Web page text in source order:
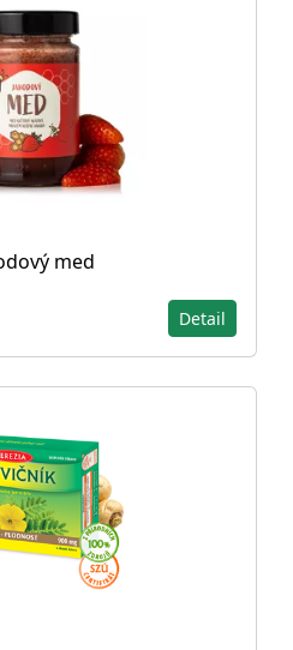
med
Detail